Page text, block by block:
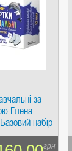
за
Глена
набір
грн